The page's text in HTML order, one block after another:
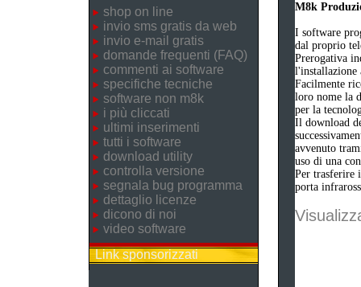
shop on line
invio sms gratis da web
invio e-mail gratis
domande frequenti (FAQ)
commenti ai software
specifiche tecniche
software non m8k
i più cliccati
ultimi inserimenti
tutti i software
download utility
controlla versione
segnala bug programma
dettaglio licenze
dicono di noi
video software
Link sponsorizzati
M8k
I software
dal proprio
Prerogativa
l'installazione
Facilmente
loro nome la
per la
Il download
avvenuto
uso di una
Per trasferire
porta